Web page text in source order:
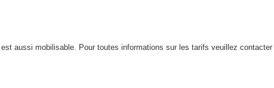
est aussi mobilisable. Pour toutes informations sur les tarifs veuillez contacter